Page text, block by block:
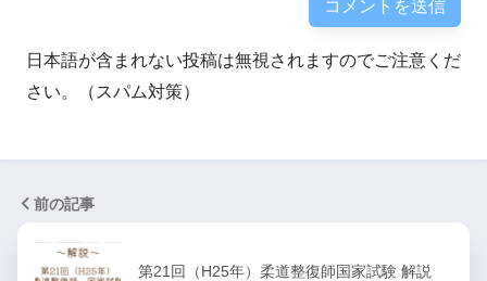
日本語が含まれない投稿は無視されますのでご注意くだ
さい。（スパム対策）
前の記事
第21回（H25年）柔道整復師国家試験 解説